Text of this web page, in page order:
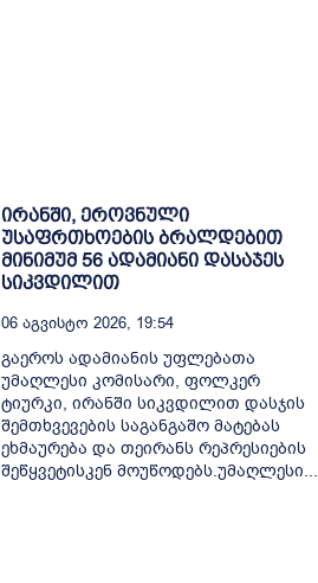
ირანში, ეროვნული
უსაფრთხოების ბრალდებით
მინიმუმ 56 ადამიანი დასაჯეს
სიკვდილით
06 Აგვისტო 2026, 19:54
გაეროს ადამიანის უფლებათა
უმაღლესი კომისარი, ფოლკერ
ტიურკი, ირანში სიკვდილით დასჯის
შემთხვევების საგანგაშო მატებას
ეხმაურება და თეირანს რეპრესიების
შეწყვეტისკენ მოუწოდებს.უმაღლესი...